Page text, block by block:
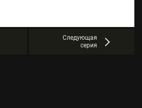
Следующая
серия